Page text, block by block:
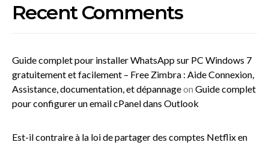
Recent Comments
Guide complet pour installer WhatsApp sur PC Windows 7
gratuitement et facilement – Free Zimbra : Aide Connexion,
Assistance, documentation, et dépannageon Guide complet
pour configurer un email cPanel dans Outlook
Est-il contraire à la loi de partager des comptes Netflix en